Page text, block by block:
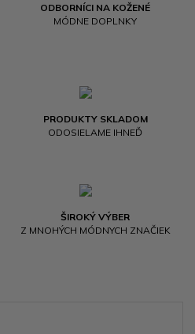
ODBORNÍCI NA KOŽENÉ
MÓDNE DOPLNKY
PRODUKTY SKLADOM
ODOSIELAME IHNEĎ
ŠIROKÝ VÝBER
Z MNOHÝCH MÓDNYCH ZNAČIEK